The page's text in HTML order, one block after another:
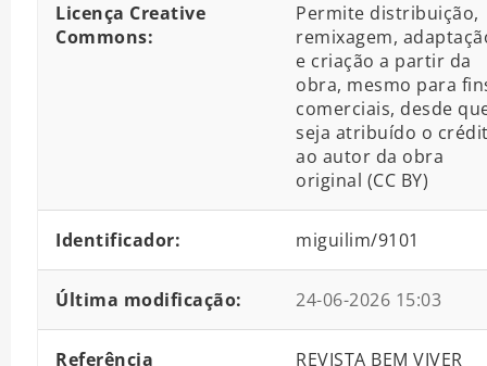
Licença Creative
Commons:
Permite distribuição,
remixagem,
e criação a partir da
obra, mesmo para
comerciais, desde
seja atribuído o
ao autor da obra
original (CC BY)
Identificador: miguilim/9101
Última modificação: 24-06-2026 15:03
Referência
REVISTA BEM VIVER